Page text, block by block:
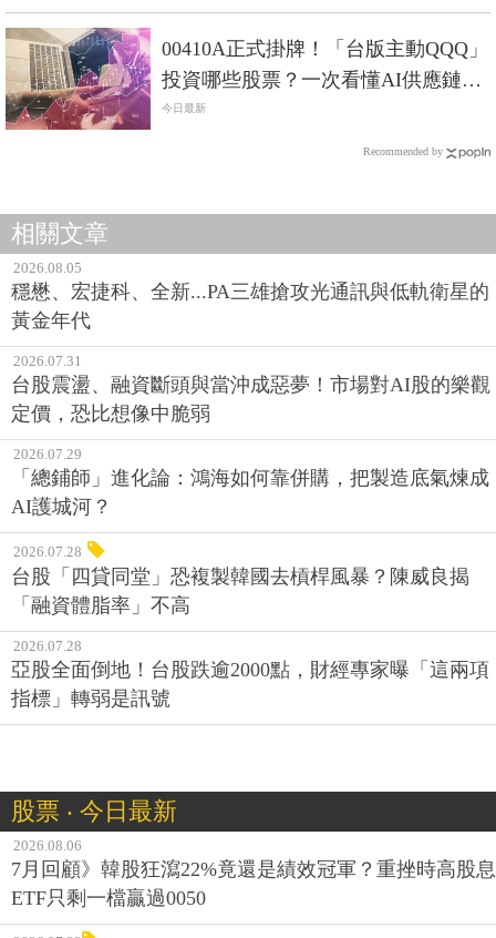
00410A正式掛牌！「台版主動QQQ」
投資哪些股票？一次看懂AI供應鏈布
局
今日最新
Recommended by
相關文章
2026.08.05
穩懋、宏捷科、全新...PA三雄搶攻光通訊與低軌衛星的
黃金年代
2026.07.31
台股震盪、融資斷頭與當沖成惡夢！市場對AI股的樂觀
定價，恐比想像中脆弱
2026.07.29
「總鋪師」進化論：鴻海如何靠併購，把製造底氣煉成
AI護城河？
2026.07.28
台股「四貸同堂」恐複製韓國去槓桿風暴？陳威良揭
「融資體脂率」不高
2026.07.28
亞股全面倒地！台股跌逾2000點，財經專家曝「這兩項
指標」轉弱是訊號
股票 ‧ 今日最新
2026.08.06
7月回顧》韓股狂瀉22%竟還是績效冠軍？重挫時高股息
ETF只剩一檔贏過0050